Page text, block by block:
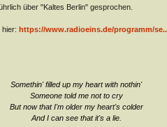
über "Kaltes Berlin" gesprochen.
hier: https://www.radioeins.de/programm/
Somethin' filled up my heart with nothin'
Someone told me not to cry
But now that I'm older my heart's colder
And I can see that it's a lie.